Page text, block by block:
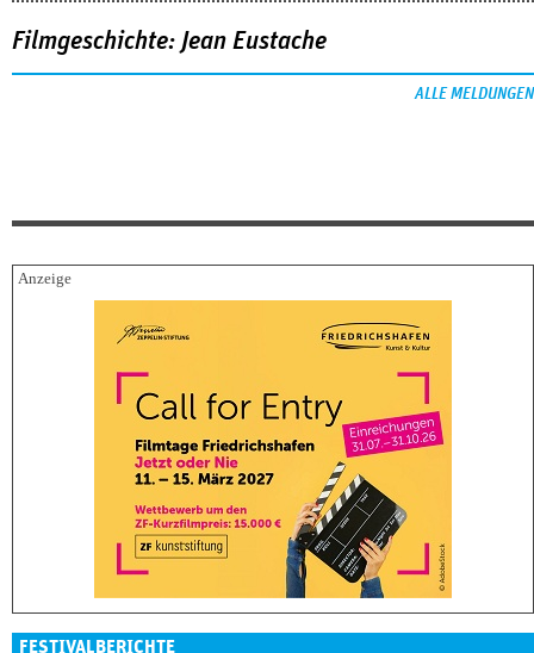
Filmgeschichte: Jean Eustache
ALLE MELDUNGEN
FESTIVALBERICHTE